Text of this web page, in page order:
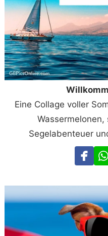
Eine Collage voller
Segelabenteuer